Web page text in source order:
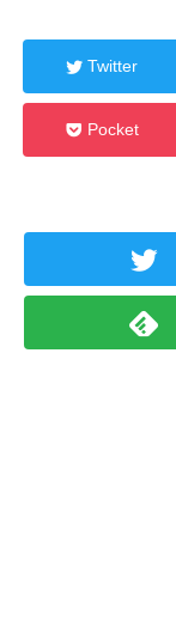
Twitter
Pocket